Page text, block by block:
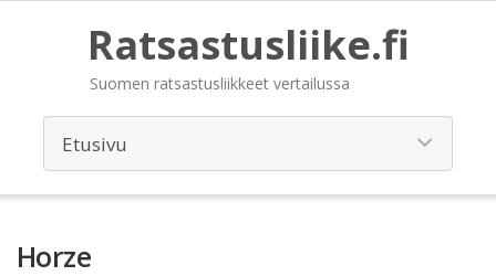
Ratsastusliike.fi
Suomen ratsastusliikkeet vertailussa
Horze